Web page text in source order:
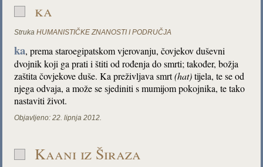
ka
Struka HUMANISTIČKE ZNANOSTI I PODRUČJA
ka, prema staroegipatskom vjerovanju, čovjekov duševni
dvojnik koji ga prati i štiti od rođenja do smrti; također, božja
zaštita čovjekove duše. Ka preživljava smrt(hat)tijela, te se od
njega odvaja, a može se sjediniti s mumijom pokojnika, te tako
nastaviti život.
Objavljeno: 22. lipnja 2012.
Kaani iz Širaza